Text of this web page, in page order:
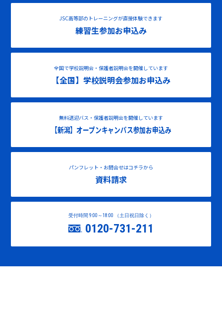
JSC高等部のトレーニングが直接体験できます
練習生参加お申込み
全国で学校説明会・保護者説明会を開催しています
【全国】学校説明会参加お申込み
無料送迎バス・保護者説明会を開催しています
【新潟】オープンキャンパス参加お申込み
パンフレット・お問合せはコチラから
資料請求
受付時間 9:00～18:00 （土日祝日除く）
0120-731-211